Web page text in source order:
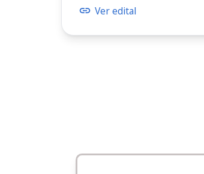
Ver edital